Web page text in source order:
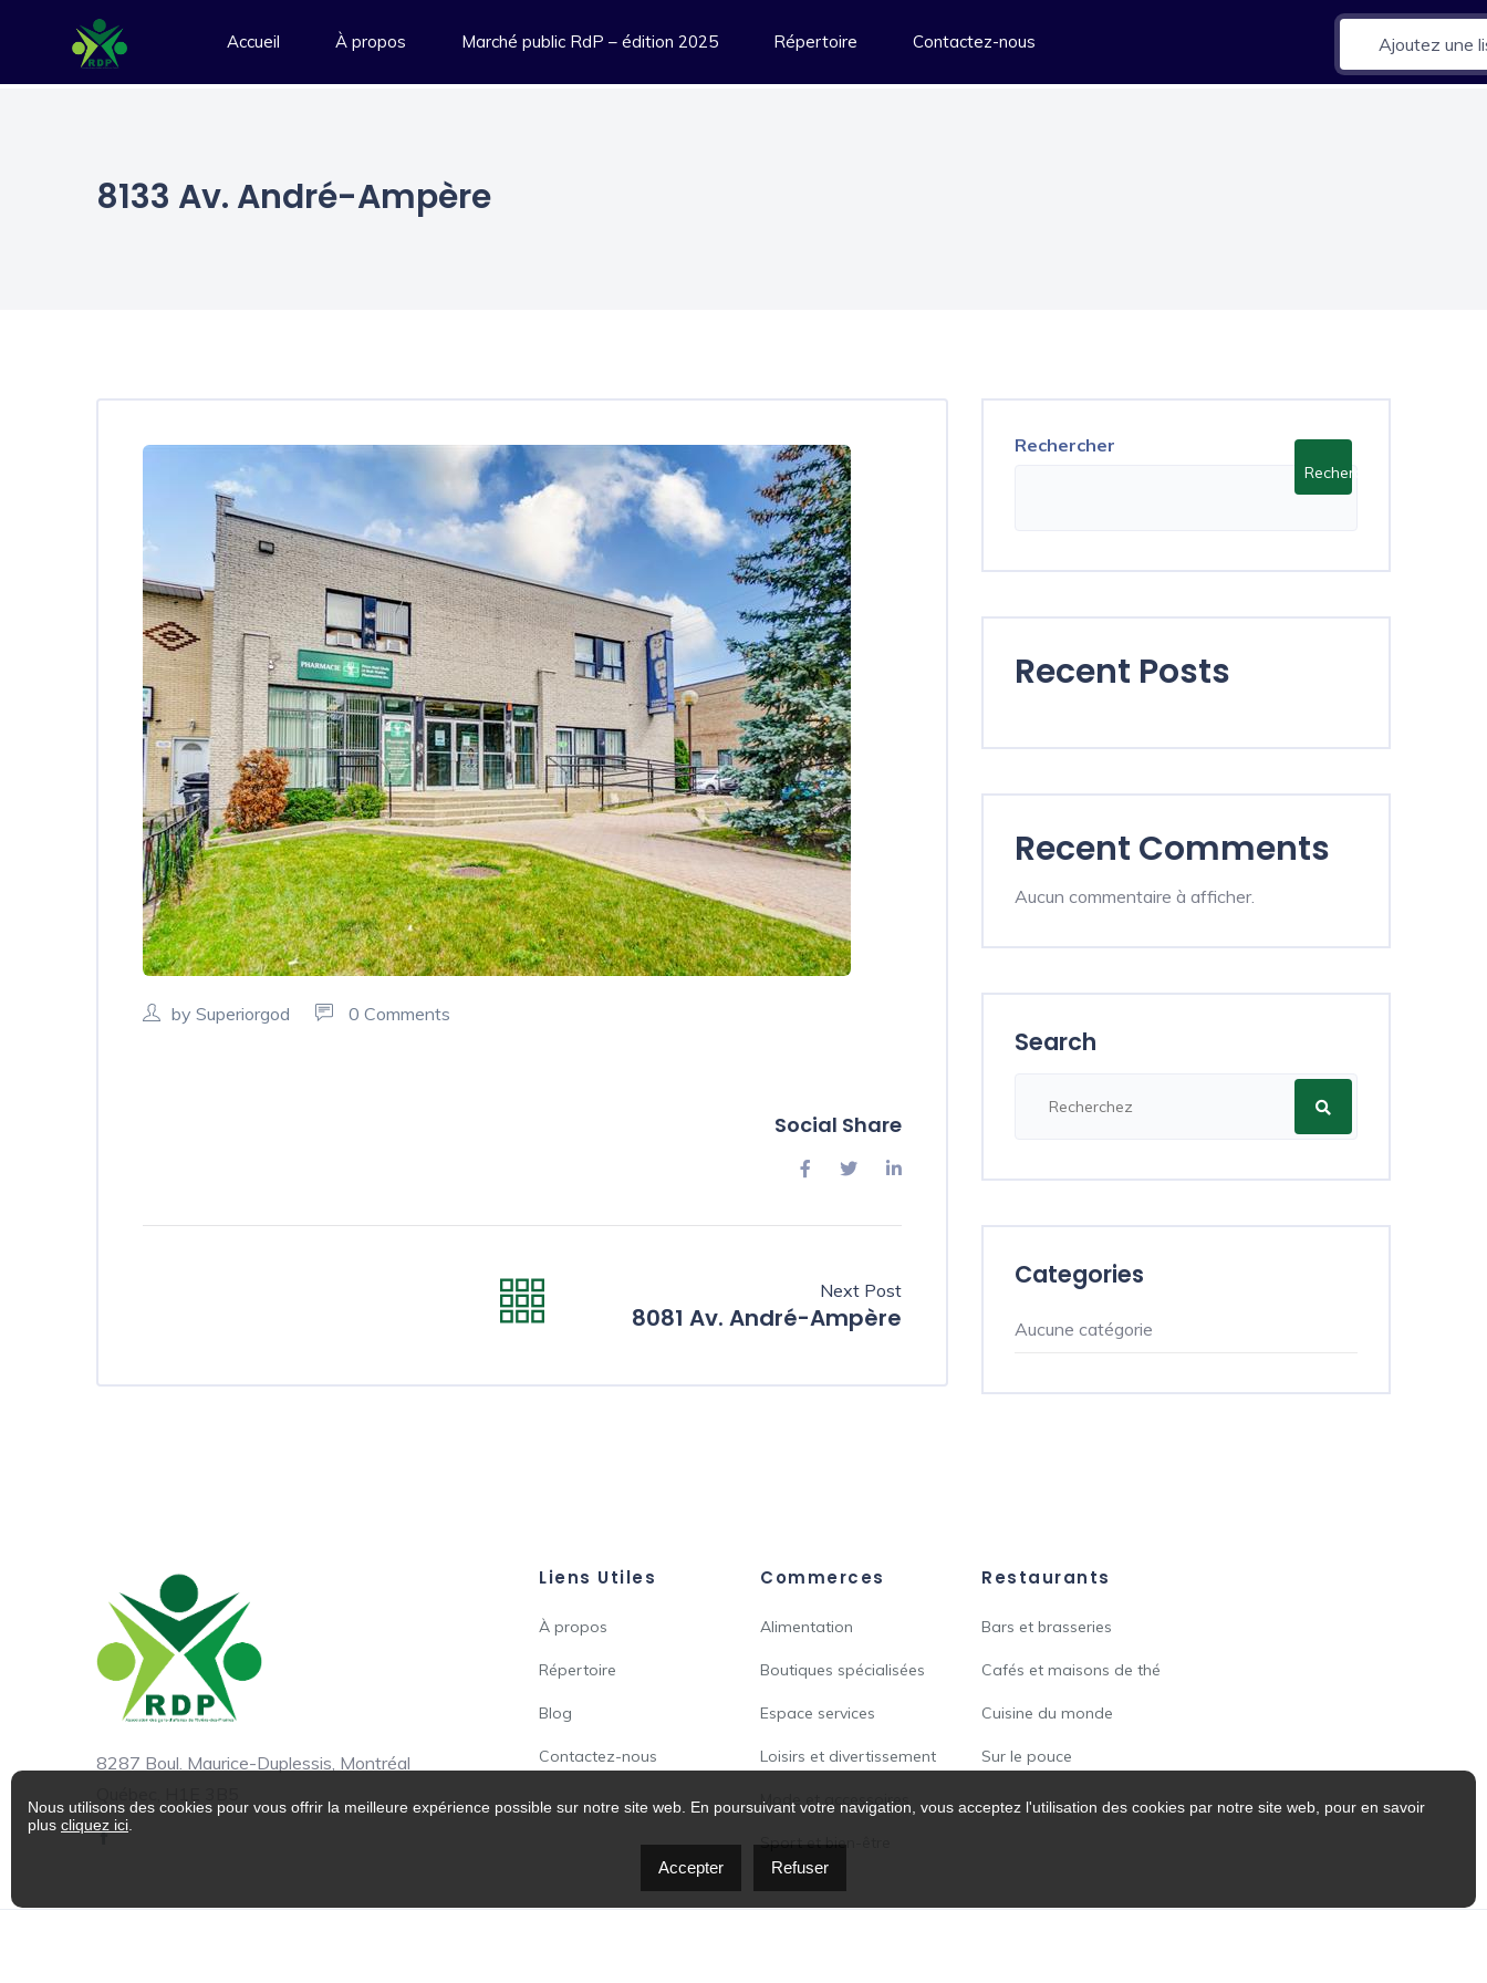
Ajoutez une
Accueil À propos Marché public RdP – édition 2025 Répertoire Contactez-nous
8133 Av. André-Ampère
by Superiorgod 0 Comments
Social Share
Next Post
8081 Av. André-Ampère
Rechercher
Rechercher
Recent Posts
Recent Comments
Aucun commentaire à afficher.
Search
Categories
Aucune catégorie
8287 Boul. Maurice-Duplessis, Montréal
Liens Utiles
À propos
Répertoire
Blog
Contactez-nous
Commerces
Alimentation
Boutiques spécialisées
Espace services
Loisirs et divertissement
Mode et accessoires
Sport et bien-être
Restaurants
Bars et brasseries
Cafés et maisons de thé
Cuisine du monde
Sur le pouce
Nous utilisons des cookies pour vous offrir la meilleure expérience possible sur notre site web. En poursuivant votre navigation, vous acceptez l'utilisation des cookies par notre site web, pour en savoir
plus cliquez ici
Accepter Refuser